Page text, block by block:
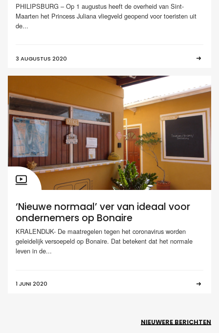
PHILIPSBURG – Op 1 augustus heeft de overheid van Sint-
Maarten het Princess Juliana vliegveld geopend voor toeristen uit
de...
3 AUGUSTUS 2020
‘Nieuwe normaal’ ver van ideaal voor
ondernemers op Bonaire
KRALENDIJK- De maatregelen tegen het coronavirus worden
geleidelijk versoepeld op Bonaire. Dat betekent dat het normale
leven in de...
1 JUNI 2020
NIEUWERE BERICHTEN